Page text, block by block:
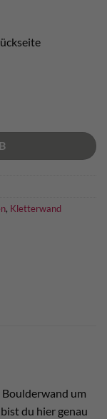
, Kletterwand
um
du hier genau